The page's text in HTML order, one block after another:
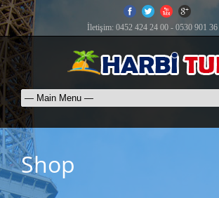
İletişim: 0452 424 24 00 - 0530 901 36
Shop